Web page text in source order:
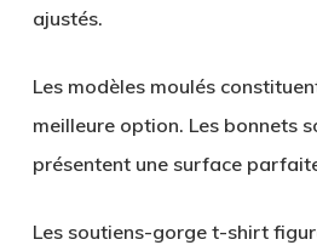
ajustés.
Les modèles moulés
meilleure option. Les bonnets
présentent une surface
Les soutiens-gorge t-shirt